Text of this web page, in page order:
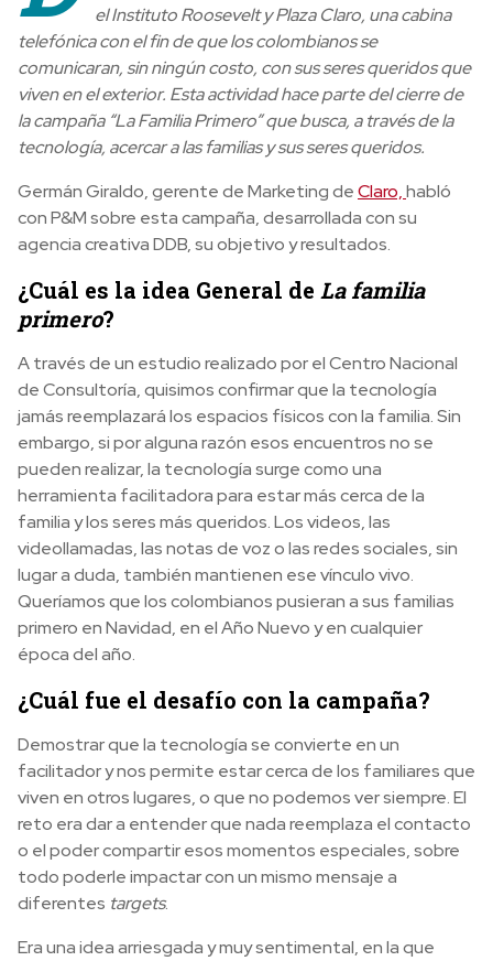
el Instituto Roosevelt y Plaza Claro, una cabina
telefónica con el fin de que los colombianos se
comunicaran, sin ningún costo, con sus seres queridos que
viven en el exterior. Esta actividad hace parte del cierre de
la campaña “La Familia Primero” que busca, a través de la
tecnología, acercar a las familias y sus seres queridos.
Germán Giraldo, gerente de Marketing deClaro,habló
con P&M sobre esta campaña, desarrollada con su
agencia creativa DDB, su objetivo y resultados.
¿Cuál es la idea General de La familia
primero?
A través de un estudio realizado por el Centro Nacional
de Consultoría, quisimos confirmar que la tecnología
jamás reemplazará los espacios físicos con la familia. Sin
embargo, si por alguna razón esos encuentros no se
pueden realizar, la tecnología surge como una
herramienta facilitadora para estar más cerca de la
familia y los seres más queridos. Los videos, las
videollamadas, las notas de voz o las redes sociales, sin
lugar a duda, también mantienen ese vínculo vivo.
Queríamos que los colombianos pusieran a sus familias
primero en Navidad, en el Año Nuevo y en cualquier
época del año.
¿Cuál fue el desafío con la campaña?
Demostrar que la tecnología se convierte en un
facilitador y nos permite estar cerca de los familiares que
viven en otros lugares, o que no podemos ver siempre. El
reto era dar a entender que nada reemplaza el contacto
o el poder compartir esos momentos especiales, sobre
todo poderle impactar con un mismo mensaje a
diferentes targets.
Era una idea arriesgada y muy sentimental, en la que